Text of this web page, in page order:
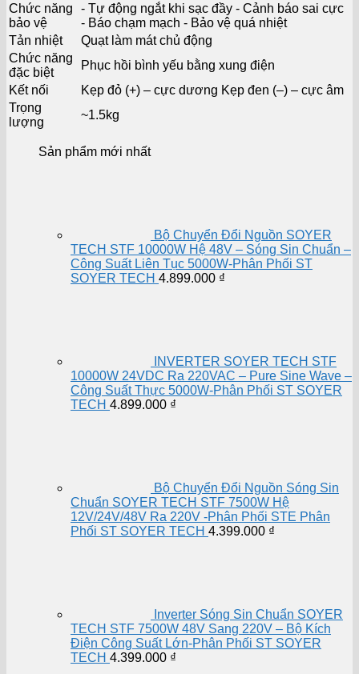
Chức năng
bảo vệ
- Tự động ngắt khi sạc đầy - Cảnh báo sai cực
- Báo chạm mạch - Bảo vệ quá nhiệt
Tản nhiệt
Quạt làm mát chủ động
Chức năng
đặc biệt
Phục hồi bình yếu bằng xung điện
Kết nối
Kẹp đỏ (+) – cực dương Kẹp đen (–) – cực âm
Trọng
lượng
~1.5kg
Sản phẩm mới nhất
Bộ Chuyển Đổi Nguồn SOYER
TECH STF 10000W Hệ 48V – Sóng Sin Chuẩn –
Công Suất Liên Tục 5000W-Phân Phối ST
SOYER TECH 4.899.000 ₫
INVERTER SOYER TECH STF
10000W 24VDC Ra 220VAC – Pure Sine Wave –
Công Suất Thực 5000W-Phân Phối ST SOYER
TECH 4.899.000 ₫
Bộ Chuyển Đổi Nguồn Sóng Sin
Chuẩn SOYER TECH STF 7500W Hệ
12V/24V/48V Ra 220V -Phân Phối STE Phân
Phối ST SOYER TECH 4.399.000 ₫
Inverter Sóng Sin Chuẩn SOYER
TECH STF 7500W 48V Sang 220V – Bộ Kích
Điện Công Suất Lớn-Phân Phối ST SOYER
TECH 4.399.000 ₫